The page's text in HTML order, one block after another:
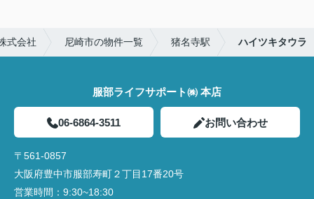
式会社 尼崎市の物件一覧 猪名寺駅 ハイツキタウラ
服部ライフサポート㈱ 本店
06-6864-3511 お問い合わせ
〒561-0857
大阪府豊中市服部寿町２丁目17番20号
営業時間： 9:30~18:30